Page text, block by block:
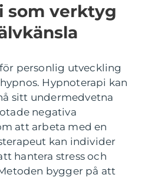
som verktyg
personlig utveckling
Hypnoterapi kan
sitt undermedvetna
negativa
att arbeta med en
kan individer
hantera stress och
bygger på att